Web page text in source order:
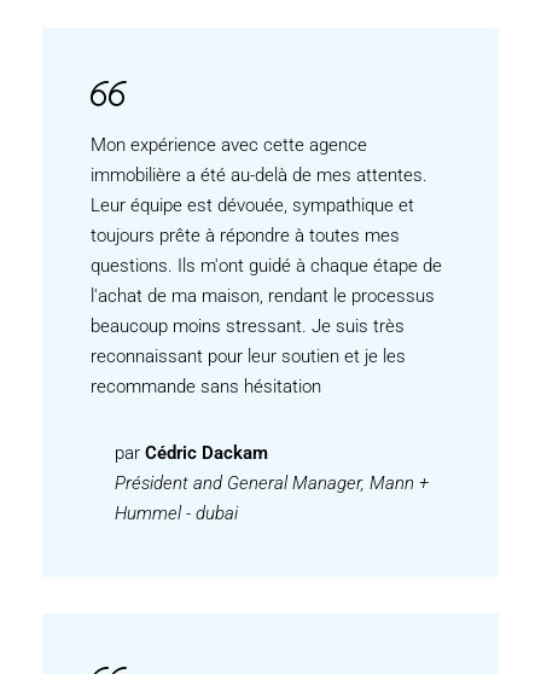
Mon expérience avec cette agence
immobilière a été au-delà de mes attentes.
Leur équipe est dévouée, sympathique et
toujours prête à répondre à toutes mes
questions. Ils m'ont guidé à chaque étape de
l'achat de ma maison, rendant le processus
beaucoup moins stressant. Je suis très
reconnaissant pour leur soutien et je les
recommande sans hésitation
par Cédric Dackam
Président and General Manager, Mann +
Hummel - dubai